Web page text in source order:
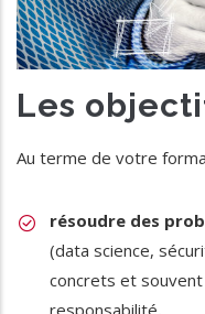
Les
Au terme de votre
résoudre des
(data science,
concrets et souvent
responsabilité,